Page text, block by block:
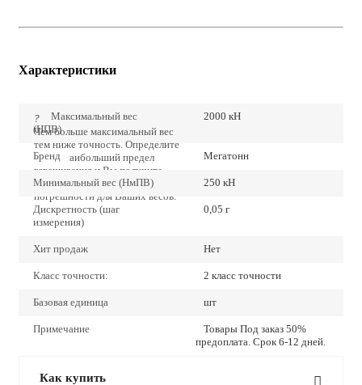
Характеристики
?
Чем больше максимальный вес
тем ниже точность. Определите
точно наибольший предел
взвешивания и Вы получите
наиболее низкие значения
погрешности для Ваших весов.
Максимальный вес
(НПВ)
2000 кН
Бренд Мегатонн
Минимальный вес (НмПВ) 250 кН
Дискретность (шаг
измерения)
0,05 г
Хит продаж Нет
Класс точности: 2 класс точности
Базовая единица шт
Примечание
Товары Под заказ 50%
предоплата. Срок 6-12 дней.
Как купить